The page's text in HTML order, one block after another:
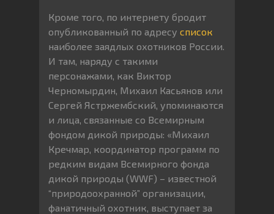
Кроме того, по интернету бродит
опубликованный по адресу список
наиболее заядлых охотников России.
И там, наряду с такими
персонажами, как Виктор
Черномырдин, Михаил Касьянов или
Сергей Ястржембский, упоминаются
и лица, связанные со Всемирным
фондом дикой природы: «Михаил
Кречмар, координатор программ по
редким видам Всемирного фонда
дикой природы (WWF) – известной
“природоохранной” организации,
фанатичный охотник, выступает за